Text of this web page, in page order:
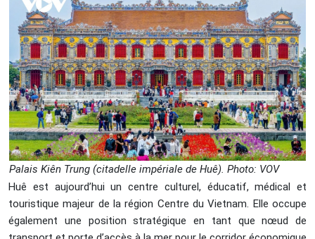
Palais Kiên Trung (citadelle impériale de Huê). Photo: VOV
Huê est aujourd’hui un centre culturel, éducatif, médical et
touristique majeur de la région Centre du Vietnam. Elle occupe
également une position stratégique en tant que nœud de